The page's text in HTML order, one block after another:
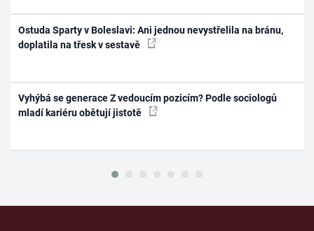
Ostuda Sparty v Boleslavi: Ani jednou nevystřelila na bránu,
doplatila na třesk v sestavě
Vyhýbá se generace Z vedoucím pozicím? Podle sociologů
mladí kariéru obětují jistotě